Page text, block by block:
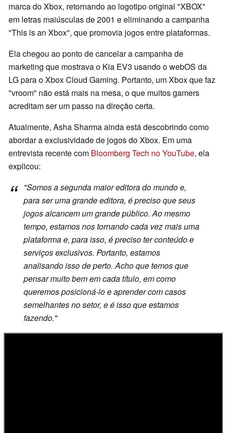
marca do Xbox, retornando ao logotipo original "XBOX"
em letras maiúsculas de 2001 e eliminando a campanha
"This is an Xbox", que promovia jogos entre plataformas.
Ela chegou ao ponto de cancelar a campanha de
marketing que mostrava o Kia EV3 usando o webOS da
LG para o Xbox Cloud Gaming. Portanto, um Xbox que faz
"vroom" não está mais na mesa, o que muitos gamers
acreditam ser um passo na direção certa.
Atualmente, Asha Sharma ainda está descobrindo como
abordar a exclusividade de jogos do Xbox. Em uma
entrevista recente com Bloomberg Tech no YouTube, ela
explicou:
"Somos a segunda maior editora do mundo e,
para ser uma grande editora, é preciso que seus
jogos alcancem um grande público. Ao mesmo
tempo, estamos nos tornando cada vez mais uma
plataforma e, para isso, é preciso ter conteúdo e
serviços exclusivos. Portanto, estamos
analisando isso de perto. Acho que temos que
pensar muito bem em cada título, em como
queremos posicioná-lo e aprender com casos
semelhantes no setor, e é isso que estamos
fazendo."